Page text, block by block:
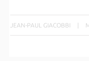
JEAN-PAUL GIACOBBI |